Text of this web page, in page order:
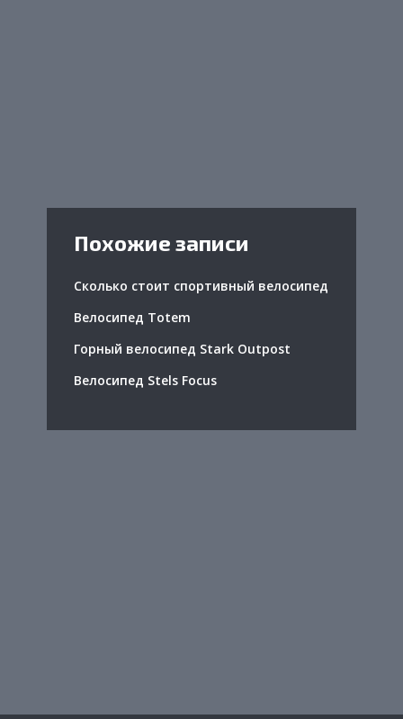
Похожие записи
Сколько стоит спортивный велосипед
Велосипед Totem
Горный велосипед Stark Outpost
Велосипед Stels Focus